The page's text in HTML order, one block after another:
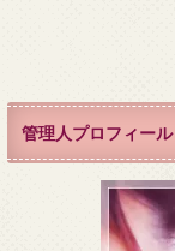
管理人プロフィール